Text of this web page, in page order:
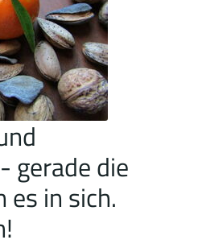
gerade die
es in sich.